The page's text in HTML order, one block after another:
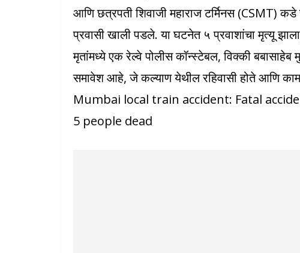
आणि छत्रपती शिवाजी महाराज टर्मिनस (CSMT)
प्रवासी खाली पडले. या घटनेत ५ प्रवाशांचा मृत्यू
मृतांमध्ये एक रेल्वे पोलीस कॉन्स्टेबल, विक्की
समावेश आहे, जे कल्याण येथील रहिवासी होते आणि
Mumbai local train accident: Fatal
5 people dead